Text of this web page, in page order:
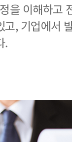
을 이해하고
, 기업에서
.